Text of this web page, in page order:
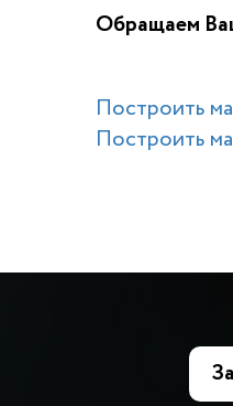
Обращаем
Построить
Построить